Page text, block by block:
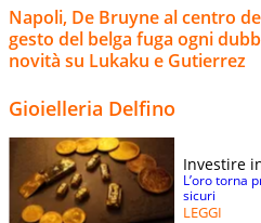
Napoli, De Bruyne al centro
gesto del belga fuga ogni
novità su Lukaku e Gutierrez
Gioielleria Delfino
Investire
L’oro torna
sicuri
LEGGI